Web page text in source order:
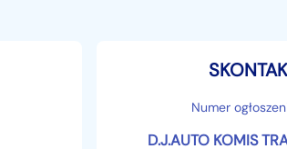
Numer
D.J.AUTO KOMIS